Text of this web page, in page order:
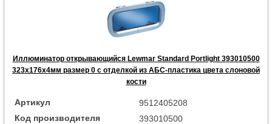
Иллюминатор открывающийся Lewmar Standard Portlight 393010500
323x176x4мм размер 0 с отделкой из АБС-пластика цвета слоновой
кости
Артикул
9512405208
Код производителя
393010500